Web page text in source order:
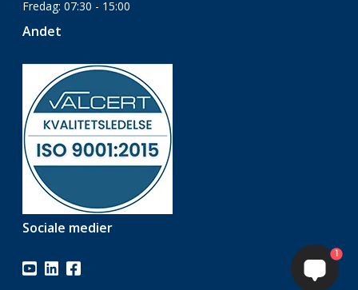
Fredag: 07:30 - 15:00
Andet
Sociale medier
1